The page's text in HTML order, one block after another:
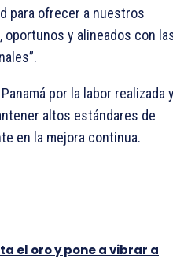
para ofrecer a nuestros
y alineados con
por la labor realizada
altos estándares de
en la mejora continua.
el oro y pone a vibrar a